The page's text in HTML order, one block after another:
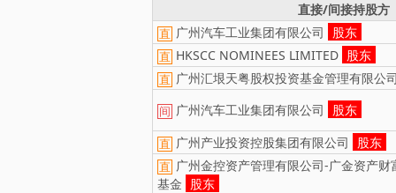
直接/间接持股方
直 广州汽车工业集团有限公司 股东
直 HKSCC NOMINEES LIMITED 股东
直 广州汇垠天粤股权投资基金管理有限公
间 广州汽车工业集团有限公司 股东
直 广州产业投资控股集团有限公司 股东
直 广州金控资产管理有限公司-广金资产
基金 股东